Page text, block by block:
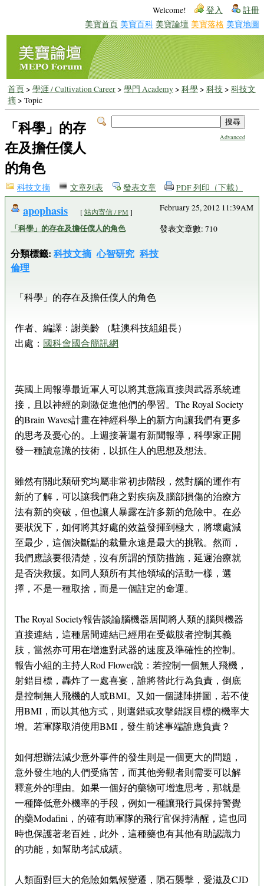
Welcome! 登入 註冊
美寶首頁 美寶百科 美寶論壇 美寶落格 美寶地圖
首頁> 學涯 / Cultivation Career> 學門 Academy> 科學> 科技> 科技文
摘> Topic
Advanced
「科學」的存
在及擔任僕人
的角色
科技文摘 文章列表 發表文章 PDF 列印（下載）
apophasis [站內寄信 / PM ]
「科學」的存在及擔任僕人的角色
分類標籤: 科技文摘 心智研究 科技
倫理
February 25, 2012 11:39AM
發表文章數: 710
「科學」的存在及擔任僕人的角色
作者、編譯：謝美齡 （駐澳科技組組長）
出處： 國科會國合簡訊網
英國上周報導最近軍人可以將其意識直接與武器系統連
接，且以神經的刺激促進他們的學習。The Royal Society
的Brain Waves計畫在神經科學上的新方向讓我們有更多
的思考及憂心的。上週接著還有新聞報導，科學家正開
發一種讀意識的技術，以抓住人的思想及想法。
雖然有關此類研究均屬非常初步階段，然對腦的運作有
新的了解，可以讓我們藉之對疾病及腦部損傷的治療方
法有新的突破，但也讓人暴露在許多新的危險中。在必
要狀況下，如何將其好處的效益發揮到極大，將壞處減
至最少，這個決斷點的裁量永遠是最大的挑戰。然而，
我們應該要很清楚，沒有所謂的預防措施，延遲治療就
是否決救援。如同人類所有其他領域的活動一樣，選
擇，不是一種取捨，而是一個註定的命運。
The Royal Society報告談論腦機器居間將人類的腦與機器
直接連結，這種居間連結已經用在受截肢者控制其義
肢，當然亦可用在增進對武器的速度及準確性的控制。
報告小組的主持人Rod Flower說：若控制一個無人飛機，
射錯目標，轟炸了一處喜宴，誰將替此行為負責，倒底
是控制無人飛機的人或BMI。又如一個謎陣拼圖，若不使
用BMI，而以其他方式，則選錯或攻擊錯誤目標的機率大
增。若軍隊取消使用BMI，發生前述事端誰應負責？
如何想辦法減少意外事件的發生則是一個更大的問題，
意外發生地的人們受痛苦，而其他旁觀者則需要可以解
釋意外的理由。如果一個好的藥物可增進思考，那就是
一種降低意外機率的手段，例如一種讓飛行員保持警覺
的藥Modafini，的確有助軍隊的飛行官保持清醒，這也同
時也保護著老百姓，此外，這種藥也有其他有助認識力
的功能，如幫助考試成績。
人類面對巨大的危險如氣候變遷，隕石襲擊，愛滋及CJD